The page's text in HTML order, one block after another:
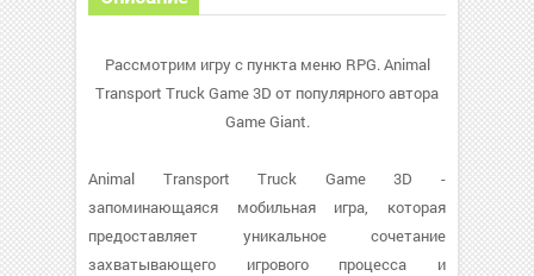
Рассмотрим игру с пункта меню RPG. Animal
Transport Truck Game 3D от популярного автора
Game Giant.
Animal Transport Truck Game 3D -
запоминающаяся мобильная игра, которая
предоставляет уникальное сочетание
захватывающего игрового процесса и